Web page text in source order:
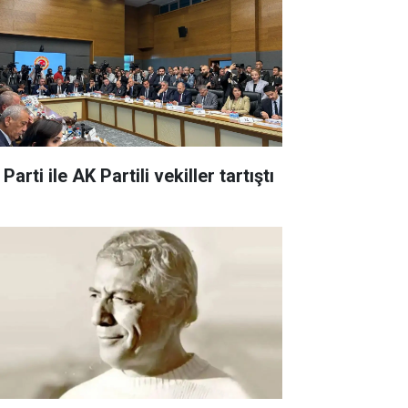
ile AK Partili vekiller tartıştı